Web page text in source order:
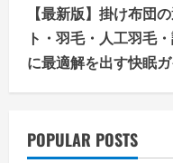
【最新版】掛け布団
ト・羽毛・人工羽毛
に最適解を出す快眠
POPULAR POSTS